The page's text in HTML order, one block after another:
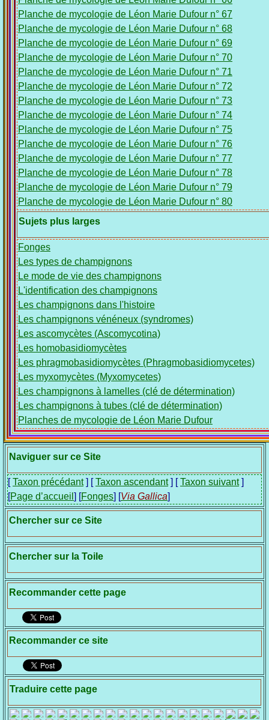
Planche de mycologie de Léon Marie Dufour n° 67
Planche de mycologie de Léon Marie Dufour n° 68
Planche de mycologie de Léon Marie Dufour n° 69
Planche de mycologie de Léon Marie Dufour n° 70
Planche de mycologie de Léon Marie Dufour n° 71
Planche de mycologie de Léon Marie Dufour n° 72
Planche de mycologie de Léon Marie Dufour n° 73
Planche de mycologie de Léon Marie Dufour n° 74
Planche de mycologie de Léon Marie Dufour n° 75
Planche de mycologie de Léon Marie Dufour n° 76
Planche de mycologie de Léon Marie Dufour n° 77
Planche de mycologie de Léon Marie Dufour n° 78
Planche de mycologie de Léon Marie Dufour n° 79
Planche de mycologie de Léon Marie Dufour n° 80
Sujets plus larges
Fonges
Les types de champignons
Le mode de vie des champignons
L'identification des champignons
Les champignons dans l'histoire
Les champignons vénéneux (syndromes)
Les ascomycètes (Ascomycotina)
Les homobasidiomycètes
Les phragmobasidiomycètes (Phragmobasidiomycetes)
Les myxomycètes (Myxomycetes)
Les champignons à lamelles (clé de détermination)
Les champignons à tubes (clé de détermination)
Planches de mycologie de Léon Marie Dufour
Naviguer sur ce Site
[Taxon précédant] [Taxon ascendant] [Taxon suivant]
[Page d’accueil ] [Fonges] [Via Gallica]
Chercher sur ce Site
Chercher sur la Toile
Recommander cette page
Recommander ce site
Traduire cette page